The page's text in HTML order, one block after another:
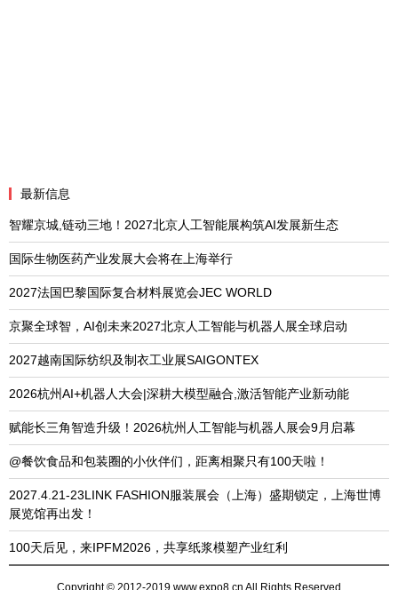
最新信息
智耀京城,链动三地！2027北京人工智能展构筑AI发展新生态
国际生物医药产业发展大会将在上海举行
2027法国巴黎国际复合材料展览会JEC WORLD
京聚全球智，AI创未来2027北京人工智能与机器人展全球启动
2027越南国际纺织及制衣工业展SAIGONTEX
2026杭州AI+机器人大会|深耕大模型融合,激活智能产业新动能
赋能长三角智造升级！2026杭州人工智能与机器人展会9月启幕
@餐饮食品和包装圈的小伙伴们，距离相聚只有100天啦！
2027.4.21-23LINK FASHION服装展会（上海）盛期锁定，上海世博
展览馆再出发！
100天后见，来IPFM2026，共享纸浆模塑产业红利
Copyright © 2012-2019 www.expo8.cn All Rights Reserved